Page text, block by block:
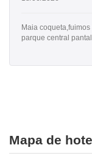
Maia
parque central
Mapa de